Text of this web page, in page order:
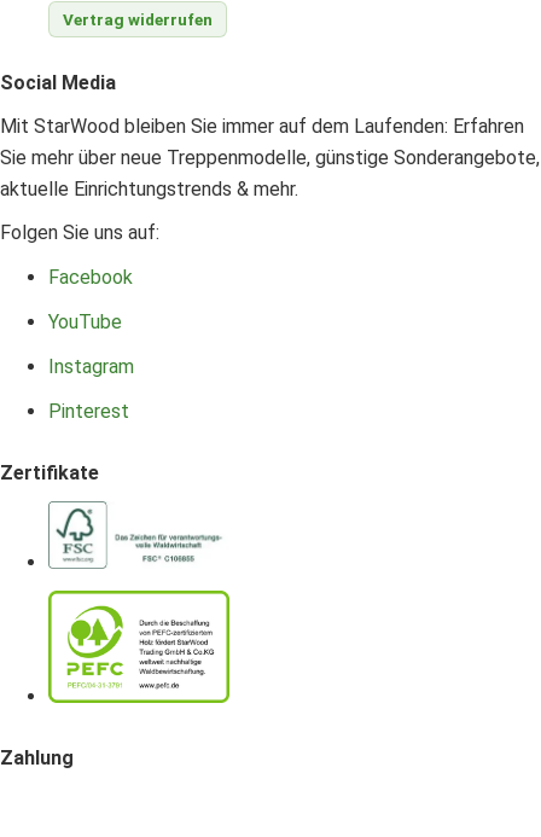
Vertrag widerrufen
Social Media
Mit StarWood bleiben Sie immer auf dem Laufenden: Erfahren
Sie mehr über neue Treppenmodelle, günstige Sonderangebote,
aktuelle Einrichtungstrends & mehr.
Folgen Sie uns auf:
Facebook
YouTube
Instagram
Pinterest
Zertifikate
Zahlung